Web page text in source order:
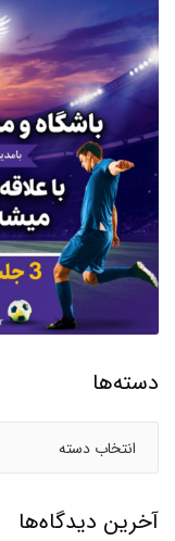
دسته‌ها
آخرین دیدگاه‌ها